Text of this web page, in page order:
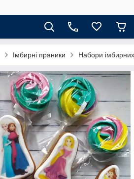
Імбирні пряники Набори